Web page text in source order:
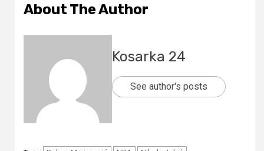
About The Author
Kosarka 24
See author's posts